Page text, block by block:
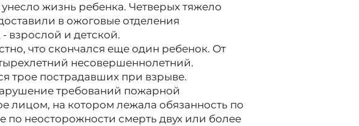
жизнь ребенка. Четверых тяжело
в ожоговые отделения
взрослой и детской.
что скончался еще один ребенок. От
несовершеннолетний.
трое пострадавших при взрыве.
требований пожарной
лицом, на котором лежала обязанность по
неосторожности смерть двух или более